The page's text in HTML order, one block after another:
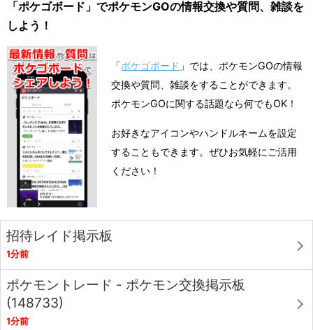
「ポケゴボード」でポケモンGOの情報交換や質問、雑談を
しよう！
「ポケゴボード 」では、ポケモンGOの情報
交換や質問、雑談をすることができます。
ポケモンGOに関する話題なら何でもOK！
お好きなアイコンやハンドルネームを設定
することもできます。ぜひお気軽にご活用
ください！
招待レイド掲示板
1分前
ポケモントレード - ポケモン交換掲示板
(148733)
1分前